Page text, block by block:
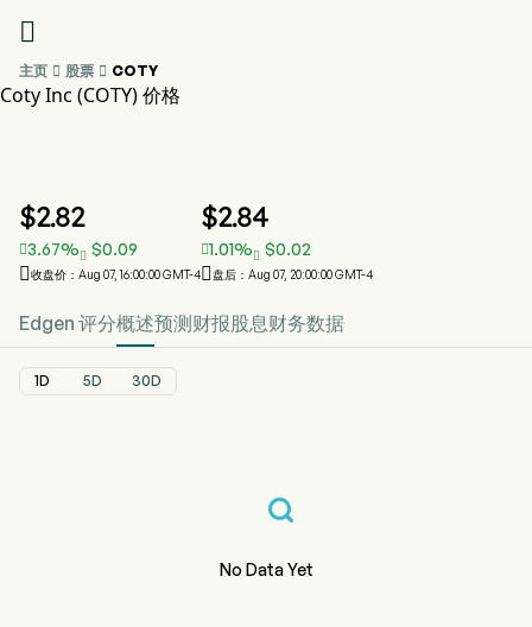

主页  股票  COTY
Coty Inc (COTY) 价格
$2.82
3.67% $0.09
收盘价：Aug 07, 16:00:00 GMT-4
$2.84
1.01% $0.02
盘后：Aug 07, 20:00:00 GMT-4
Edgen 评分概述预测 财报股息财务数据
1D 5D 30D
No Data Yet